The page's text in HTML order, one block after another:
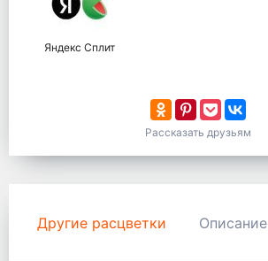
Яндекс Сплит
Рассказать друзьям
Другие расцветки Описание